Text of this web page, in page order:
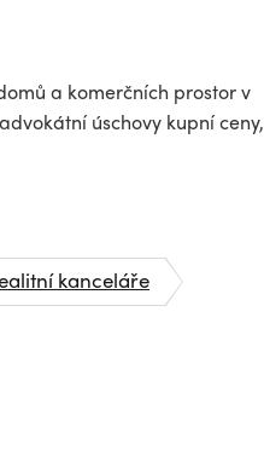
a komerčních prostor v
úschovy kupní ceny,
kanceláře